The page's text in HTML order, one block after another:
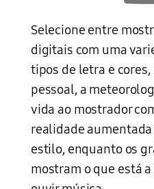
Selecione entre
digitais com uma
tipos de letra e
pessoal, a
vida ao mostrador
realidade aumentada
estilo, enquanto os
mostram o que está